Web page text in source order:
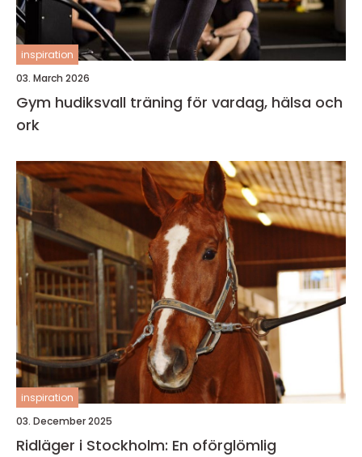
inspiration
03. March 2026
Gym hudiksvall träning för vardag, hälsa och
ork
inspiration
03. December 2025
Ridläger i Stockholm: En oförglömlig